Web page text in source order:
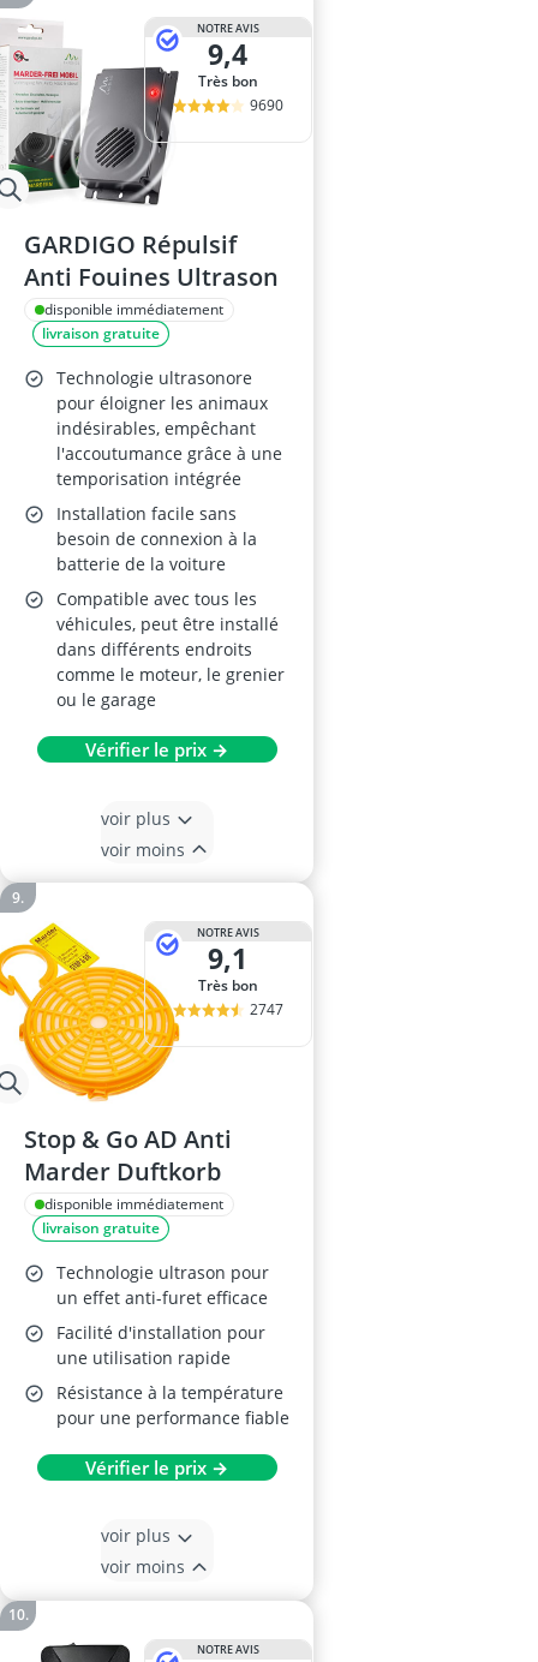
NOTRE AVIS
9,4
Très bon
9690
GARDIGO Répulsif
Anti Fouines Ultrason
disponible immédiatement
livraison gratuite
Technologie ultrasonore
pour éloigner les animaux
indésirables, empêchant
l'accoutumance grâce à une
temporisation intégrée
Installation facile sans
besoin de connexion à la
batterie de la voiture
Compatible avec tous les
véhicules, peut être installé
dans différents endroits
comme le moteur, le grenier
ou le garage
Vérifier le prix →
voir plus
voir moins
NOTRE AVIS
9,1
Très bon
2747
Stop & Go AD Anti
Marder Duftkorb
disponible immédiatement
livraison gratuite
Technologie ultrason pour
un effet anti-furet efficace
Facilité d'installation pour
une utilisation rapide
Résistance à la température
pour une performance fiable
Vérifier le prix →
voir plus
voir moins
NOTRE AVIS